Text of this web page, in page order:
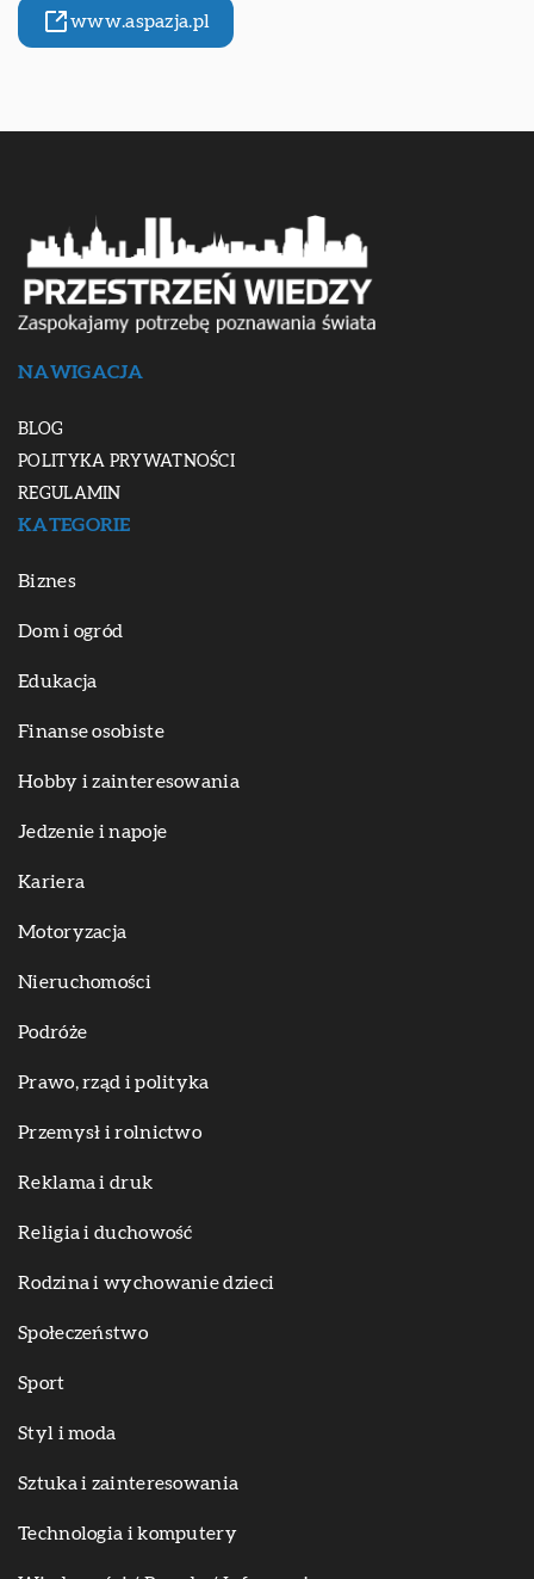
www.aspazja.pl
NAWIGACJA
BLOG
POLITYKA PRYWATNOŚCI
REGULAMIN
KATEGORIE
Biznes
Dom i ogród
Edukacja
Finanse osobiste
Hobby i zainteresowania
Jedzenie i napoje
Kariera
Motoryzacja
Nieruchomości
Podróże
Prawo, rząd i polityka
Przemysł i rolnictwo
Reklama i druk
Religia i duchowość
Rodzina i wychowanie dzieci
Społeczeństwo
Sport
Styl i moda
Sztuka i zainteresowania
Technologia i komputery